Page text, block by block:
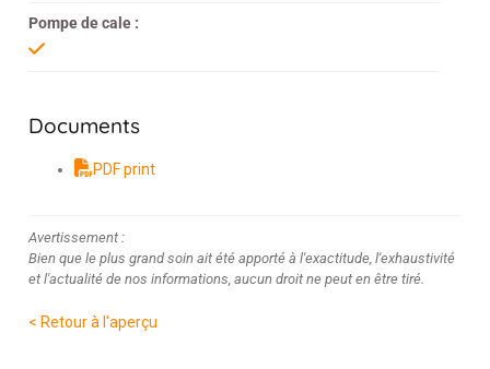
Pompe de cale :
Documents
PDF print
Avertissement :
Bien que le plus grand soin ait été apporté à l'exactitude, l'exhaustivité
et l'actualité de nos informations, aucun droit ne peut en être tiré.
< Retour à l'aperçu